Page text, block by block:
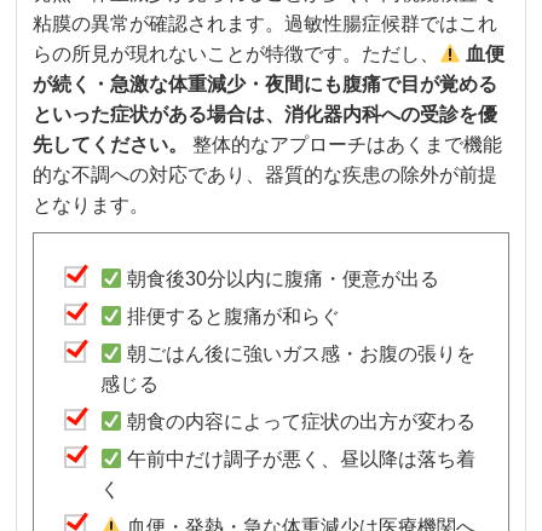
粘膜の異常が確認されます。過敏性腸症候群ではこれ
らの所見が現れないことが特徴です。ただし、
血便
が続く・急激な体重減少・夜間にも腹痛で目が覚める
といった症状がある場合は、消化器内科への受診を優
先してください。
整体的なアプローチはあくまで機能
的な不調への対応であり、器質的な疾患の除外が前提
となります。
朝食後30分以内に腹痛・便意が出る
排便すると腹痛が和らぐ
朝ごはん後に強いガス感・お腹の張りを
感じる
朝食の内容によって症状の出方が変わる
午前中だけ調子が悪く、昼以降は落ち着
く